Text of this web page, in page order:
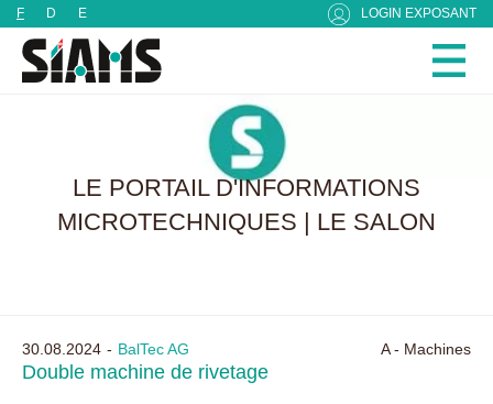
F D E LOGIN EXPOSANT
LE PORTAIL D'INFORMATIONS
MICROTECHNIQUES | LE SALON
30.08.2024 BalTec AG A - Machines
Double machine de rivetage
Panneau de gestion des cookies